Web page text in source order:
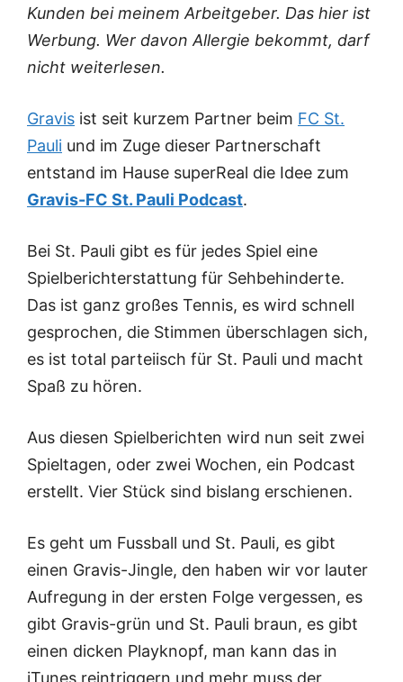
Kunden bei meinem Arbeitgeber. Das hier ist
Werbung. Wer davon Allergie bekommt, darf
nicht weiterlesen.
Gravis ist seit kurzem Partner beim FC St.
Pauli und im Zuge dieser Partnerschaft
entstand im Hause superReal die Idee zum
Gravis-FC St. Pauli Podcast.
Bei St. Pauli gibt es für jedes Spiel eine
Spielberichterstattung für Sehbehinderte.
Das ist ganz großes Tennis, es wird schnell
gesprochen, die Stimmen überschlagen sich,
es ist total parteiisch für St. Pauli und macht
Spaß zu hören.
Aus diesen Spielberichten wird nun seit zwei
Spieltagen, oder zwei Wochen, ein Podcast
erstellt. Vier Stück sind bislang erschienen.
Es geht um Fussball und St. Pauli, es gibt
einen Gravis-Jingle, den haben wir vor lauter
Aufregung in der ersten Folge vergessen, es
gibt Gravis-grün und St. Pauli braun, es gibt
einen dicken Playknopf, man kann das in